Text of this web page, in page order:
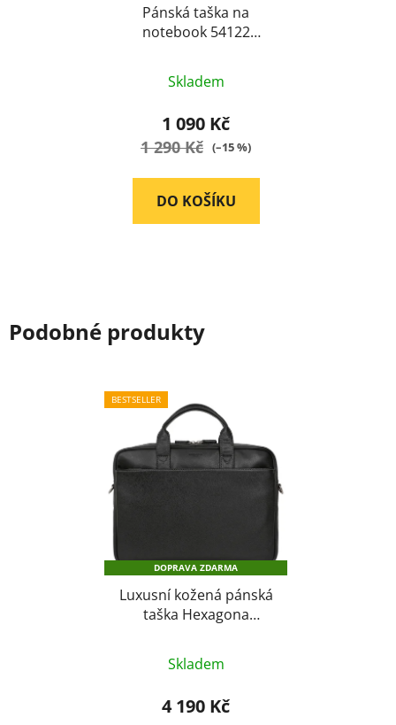
Pánská taška na
notebook 54122
hodnocení
produktu
je
5
Skladem
1 090 Kč
1 290 Kč (–15 %)
DO KOŠÍKU
Podobné produkty
BESTSELLER
DOPRAVA ZDARMA
Luxusní kožená pánská
taška Hexagona
hodnocení
produktu
Skladem
4 190 Kč